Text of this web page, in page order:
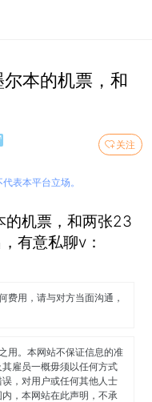
本的机票，和
关注
表本平台立场。
的机票，和两张23
有意私聊v：
费用，请与对方当面沟通，
用。本网站不保证信息的准
雇员一概毋须以任何方式
，对用户或任何其他人士
，本网站在此声明，不承